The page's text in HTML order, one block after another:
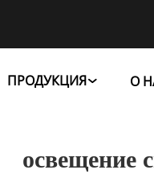
ПРОДУКЦИЯ О
освещение